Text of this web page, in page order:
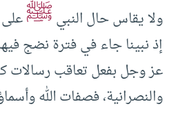
ولا يقاس حال النبيﷺعلى
إذ نبينا جاء في فترة نضج
عز وجل بفعل تعاقب رسالات
والنصرانية، فصفات الله